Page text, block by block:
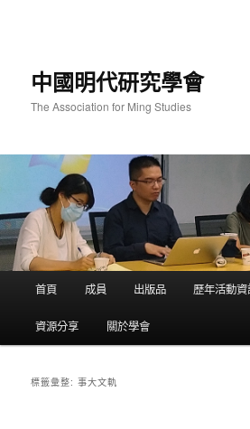
中國明代研究學會
The Association for Ming Studies
首頁 成員 出版品 歷年活動資
資源分享 關於學會
標籤彙整:事大文軌